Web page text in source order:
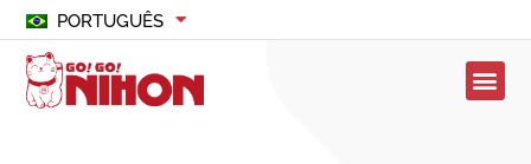
PORTUGUÊS